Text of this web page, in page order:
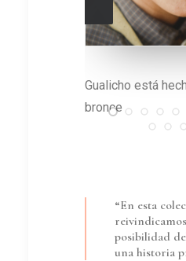
Gualicho está
bronce
“En esta
posibilidad
una historia